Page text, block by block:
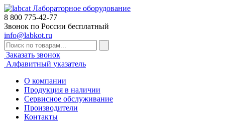
Лабораторное оборудование
8 800 775-42-77
Звонок по России бесплатный
info@labkot.ru
Заказать звонок
Алфавитный указатель
О компании
Продукция в наличии
Сервисное обслуживание
Производители
Контакты